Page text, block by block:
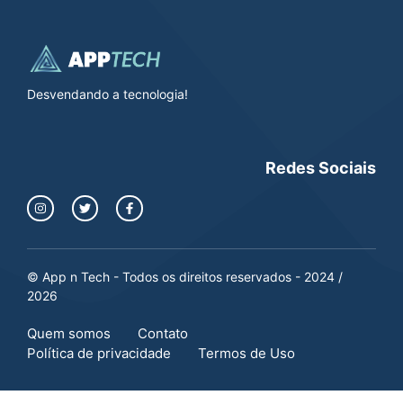
Desvendando a tecnologia!
Redes Sociais
© App n Tech - Todos os direitos reservados - 2024 /
2026
Quem somos
Contato
Política de privacidade
Termos de Uso